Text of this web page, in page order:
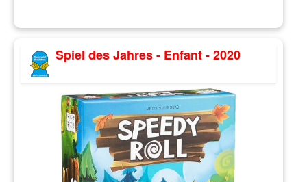
Spiel des Jahres - Enfant - 2020